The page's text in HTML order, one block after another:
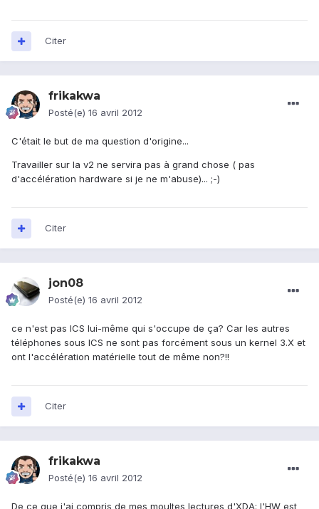
Citer
frikakwa
Posté(e) 16 avril 2012
C'était le but de ma question d'origine...
Travailler sur la v2 ne servira pas à grand chose ( pas
d'accélération hardware si je ne m'abuse)... ;-)
Citer
jon08
Posté(e) 16 avril 2012
ce n'est pas ICS lui-même qui s'occupe de ça? Car les autres
téléphones sous ICS ne sont pas forcément sous un kernel 3.X et
ont l'accélération matérielle tout de même non?!!
Citer
frikakwa
Posté(e) 16 avril 2012
De ce que j'ai compris de mes moultes lectures d'XDA: l'HW est